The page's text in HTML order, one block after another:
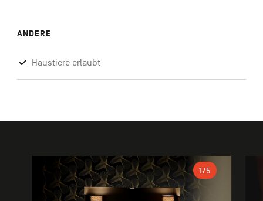
ANDERE
Haustiere erlaubt
Galerie
1/5